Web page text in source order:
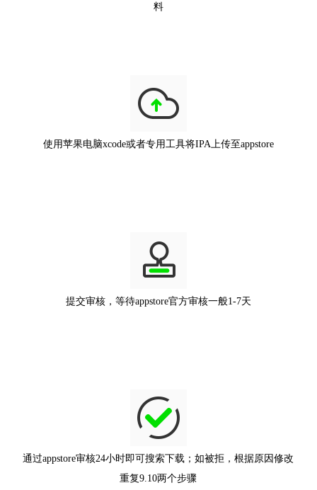
料
使用苹果电脑xcode或者专用工具将IPA上传至appstore
提交审核，等待appstore官方审核一般1-7天
通过appstore审核24小时即可搜索下载；如被拒，根据原因修改
重复9.10两个步骤